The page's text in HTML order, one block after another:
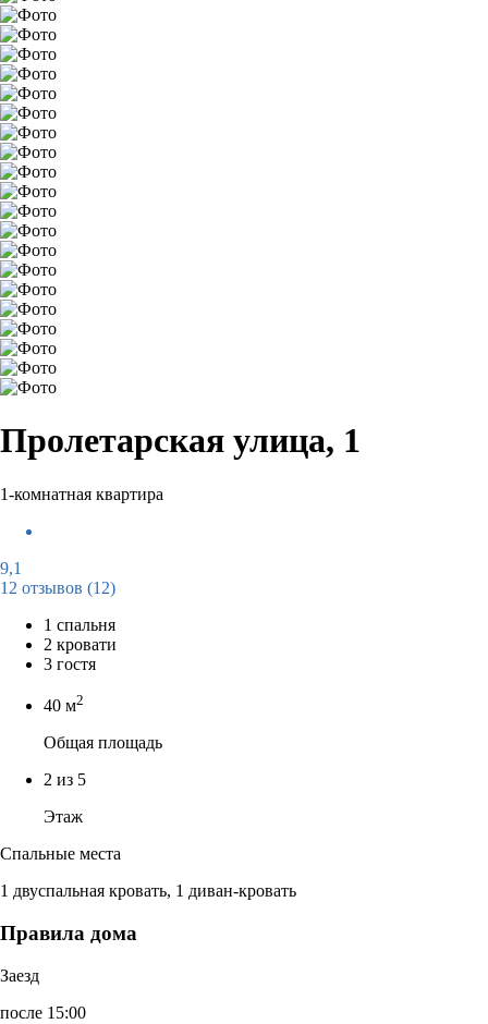
Пролетарская улица, 1
1-комнатная квартира
9,1
12 отзывов (12)
1 спальня
2 кровати
3 гостя
40 м2
Общая площадь
2 из 5
Этаж
Спальные места
1 двуспальная кровать, 1 диван-кровать
Правила дома
Заезд
после 15:00